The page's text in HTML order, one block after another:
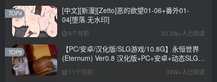
[中文][新漫][Zetto]恶的欲望01-06+番外01-
04[堕落.无水印]
9个月前 33.3W+人已阅读
TOP4
【PC/安卓/汉化版/SLG游戏/10.8G】永恒世界
(Eternum) Ver0.8 汉化版+PC+安卓+动态SLG游
戏+10.8G
11个月前 33W+人已阅读
TOP5